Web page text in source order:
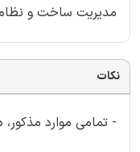
مدیریت ساخت و نظام
نکات
- تمامی موارد